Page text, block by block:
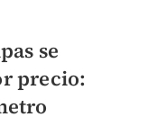
se
precio: